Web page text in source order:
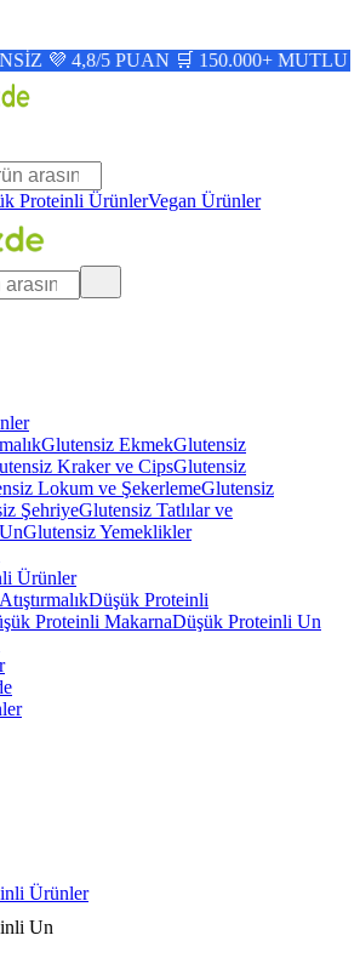
5 PUAN 🛒 150.000+ MUTLU
Proteinli ÜrünlerVegan Ürünler
Glutensiz EkmekGlutensiz
Kraker ve CipsGlutensiz
Lokum ve ŞekerlemeGlutensiz
ŞehriyeGlutensiz Tatlılar ve
Glutensiz Yemeklikler
Ürünler
Düşük Proteinli
Proteinli MakarnaDüşük Proteinli Un
Ürünler
Un